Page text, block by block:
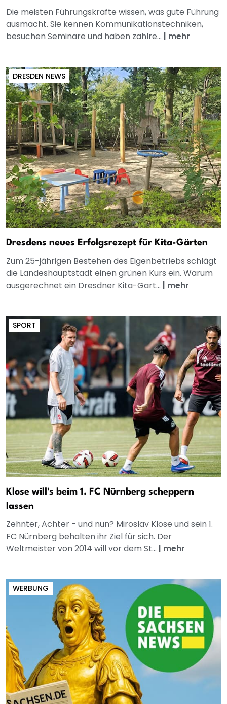
Die meisten Führungskräfte wissen, was gute Führung
ausmacht. Sie kennen Kommunikationstechniken,
besuchen Seminare und haben zahlre... | mehr
DRESDEN NEWS
Dresdens neues Erfolgsrezept für Kita-Gärten
Zum 25-jährigen Bestehen des Eigenbetriebs schlägt
die Landeshauptstadt einen grünen Kurs ein. Warum
ausgerechnet ein Dresdner Kita-Gart... | mehr
SPORT
Klose will's beim 1. FC Nürnberg scheppern
lassen
Zehnter, Achter - und nun? Miroslav Klose und sein 1.
FC Nürnberg behalten ihr Ziel für sich. Der
Weltmeister von 2014 will vor dem St... | mehr
WERBUNG